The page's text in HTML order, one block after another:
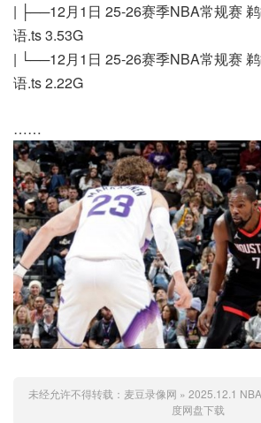
| ├──12月1日 25-26赛季NBA常规赛
语.ts 3.53G
| └──12月1日 25-26赛季NBA常规赛
语.ts 2.22G
……
未经允许不得转载： 麦豆录像网 » 2025.12.1
度网盘下载